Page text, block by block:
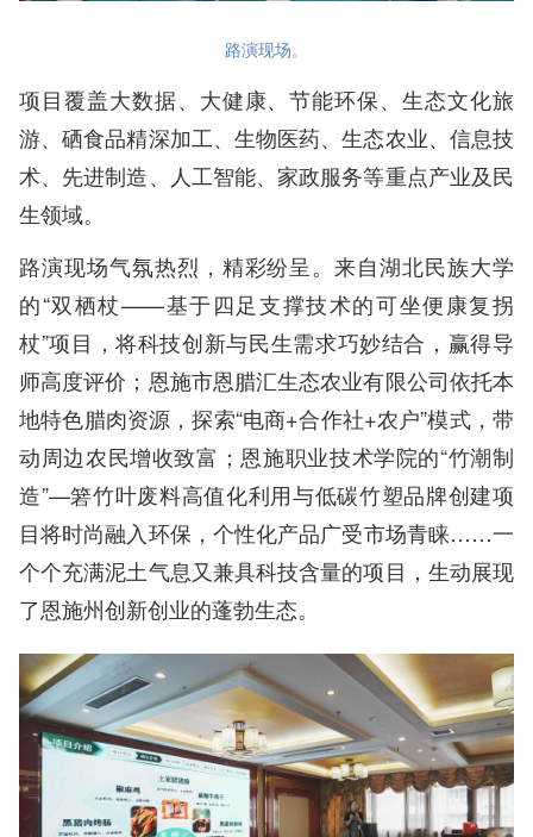
路演现场。
项目覆盖大数据、大健康、节能环保、生态文化旅
游、硒食品精深加工、生物医药、生态农业、信息技
术、先进制造、人工智能、家政服务等重点产业及民
生领域。
路演现场气氛热烈，精彩纷呈。来自湖北民族大学
的“双栖杖——基于四足支撑技术的可坐便康复拐
杖”项目，将科技创新与民生需求巧妙结合，赢得导
师高度评价；恩施市恩腊汇生态农业有限公司依托本
地特色腊肉资源，探索“电商+合作社+农户”模式，带
动周边农民增收致富；恩施职业技术学院的“竹潮制
造”—箬竹叶废料高值化利用与低碳竹塑品牌创建项
目将时尚融入环保，个性化产品广受市场青睐……一
个个充满泥土气息又兼具科技含量的项目，生动展现
了恩施州创新创业的蓬勃生态。